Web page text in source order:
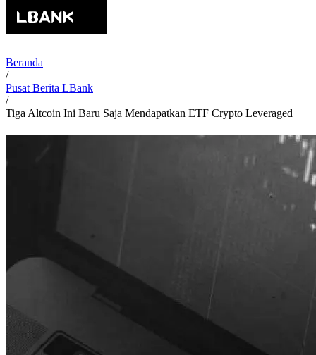
Beranda
/
Pusat Berita LBank
/
Tiga Altcoin Ini Baru Saja Mendapatkan ETF Crypto Leveraged